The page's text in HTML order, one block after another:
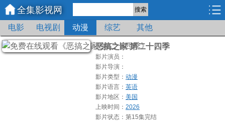
全集影视网 搜索
电影 电视剧 动漫 综艺 其他
恶搞之家 第二十四季
影片演员：
影片导演：
影片类型：动漫
影片语言：英语
影片地区：美国
上映时间：2026
影片状态：第15集完结